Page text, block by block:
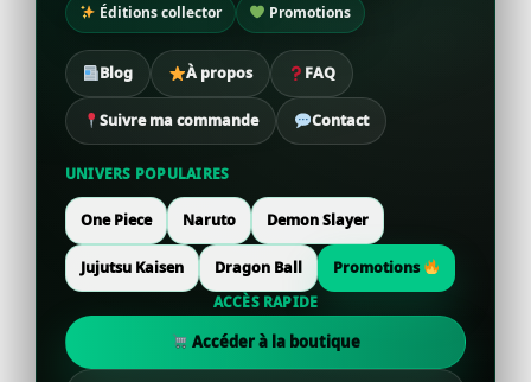
Éditions collector
Promotions
Blog À propos FAQ
Suivre ma commande Contact
UNIVERS POPULAIRES
One Piece Naruto Demon Slayer
Jujutsu Kaisen Dragon Ball
Promotions
ACCÈS RAPIDE
Accéder à la boutique